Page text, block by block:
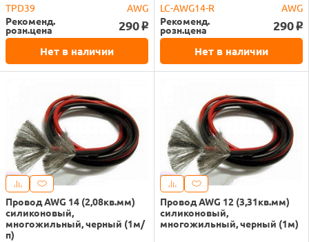
TPD39
AWG
Рекоменд.
розн.цена 290 o
Нет в наличии
LC-AWG14-R
AWG
Рекоменд.
розн.цена 290 o
Нет в наличии
Провод AWG 14 (2,08кв.мм)
силиконовый,
многожильный, черный (1м/
п)
Провод AWG 12 (3,31кв.мм)
силиконовый,
многожильный, черный (1м)